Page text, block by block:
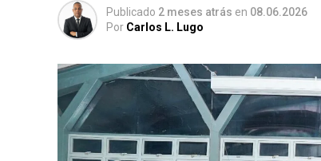
Publicado 2 meses atrás en 08.06.2026
Por Carlos L. Lugo